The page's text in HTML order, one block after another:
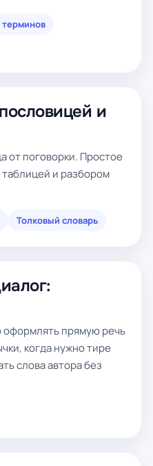
терминов
и
от поговорки. Простое
и разбором
Толковый словарь
оформлять прямую речь
когда нужно тире
слова автора без